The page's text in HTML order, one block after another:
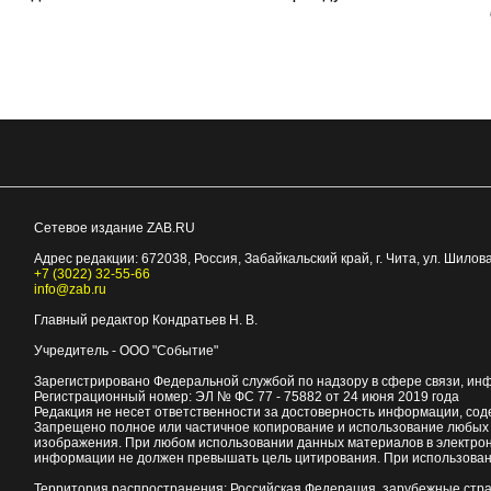
Сетевое издание ZAB.RU
Адрес редакции: 672038, Россия, Забайкальский край, г. Чита, ул.
+7 (3022) 32-55-66
info@zab.ru
Главный редактор Кондратьев Н. В.
Учредитель - ООО "Событие"
Зарегистрировано Федеральной службой по надзору в сфере связи,
Регистрационный номер: ЭЛ № ФС 77 - 75882 от 24 июня 2019 года
Редакция не несет ответственности за достоверность информации,
Запрещено полное или частичное копирование и использование
изображения. При любом использовании данных материалов в
информации не должен превышать цель цитирования. При